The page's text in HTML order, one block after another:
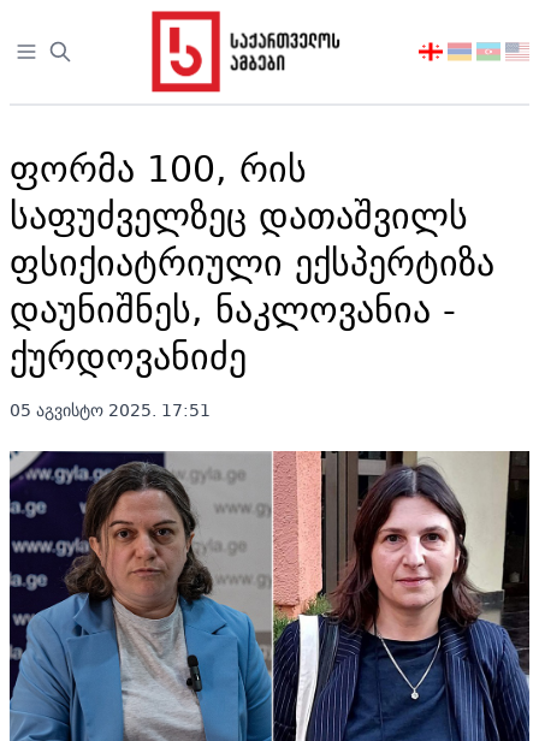
Open sidebar
აირჩიეთ
ფორმა 100, რის
საფუძველზეც დათაშვილს
ფსიქიატრიული ექსპერტიზა
დაუნიშნეს, ნაკლოვანია -
ქურდოვანიძე
05 აგვისტო 2025. 17:51